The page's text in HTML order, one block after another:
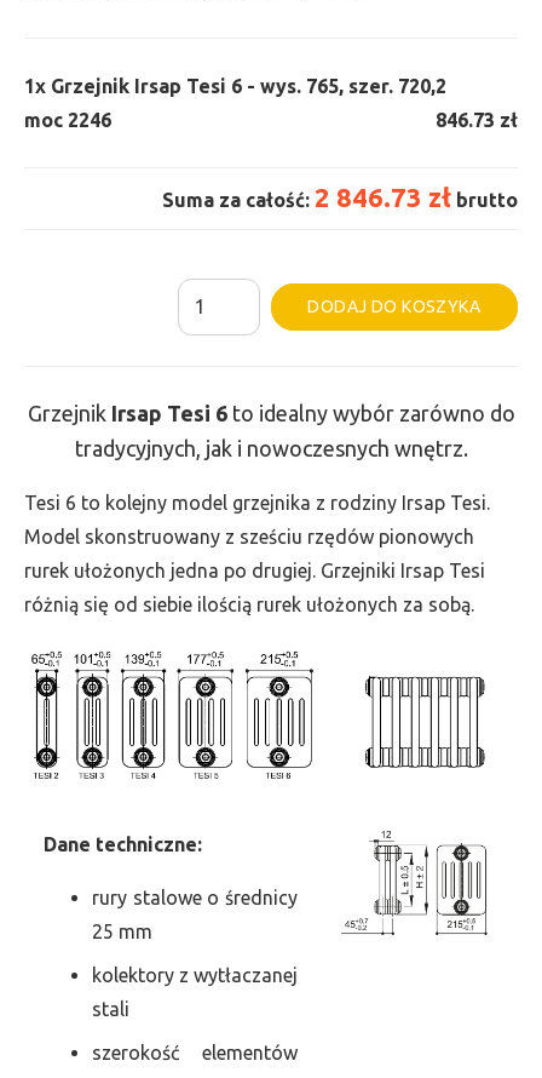
1x Grzejnik Irsap Tesi 6 - wys. 765, szer. 720,
moc 2246
2
846.73 zł
Suma za całość: 2 846.73 zł brutto
ilość
Grzejnik
-
wys.
765,
szer.
720,
2246
DODAJ DO KOSZYKA
Grzejnik Irsap Tesi 6to idealny wybór zarówno do
tradycyjnych, jak i nowoczesnych wnętrz.
Tesi 6 to kolejny model grzejnika z rodziny Irsap Tesi.
Model skonstruowany z sześciu rzędów pionowych
rurek ułożonych jedna po drugiej. Grzejniki Irsap Tesi
różnią się od siebie ilością rurek ułożonych za sobą.
Dane techniczne:
rury stalowe o średnicy
25 mm
kolektory z wytłaczanej
stali
szerokość elementów